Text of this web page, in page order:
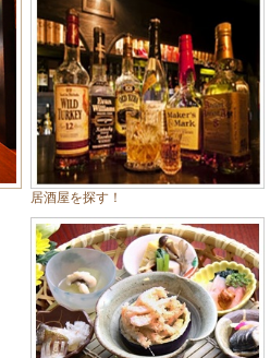
居酒屋を探す！